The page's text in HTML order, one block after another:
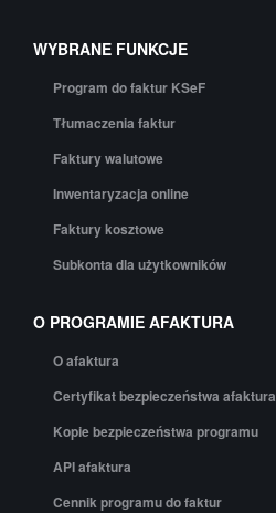
WYBRANE FUNKCJE
Program do faktur KSeF
Tłumaczenia faktur
Faktury walutowe
Inwentaryzacja online
Faktury kosztowe
Subkonta dla użytkowników
O PROGRAMIE AFAKTURA
O afaktura
Certyfikat bezpieczeństwa afaktura
Kopie bezpieczeństwa programu
API afaktura
Cennik programu do faktur